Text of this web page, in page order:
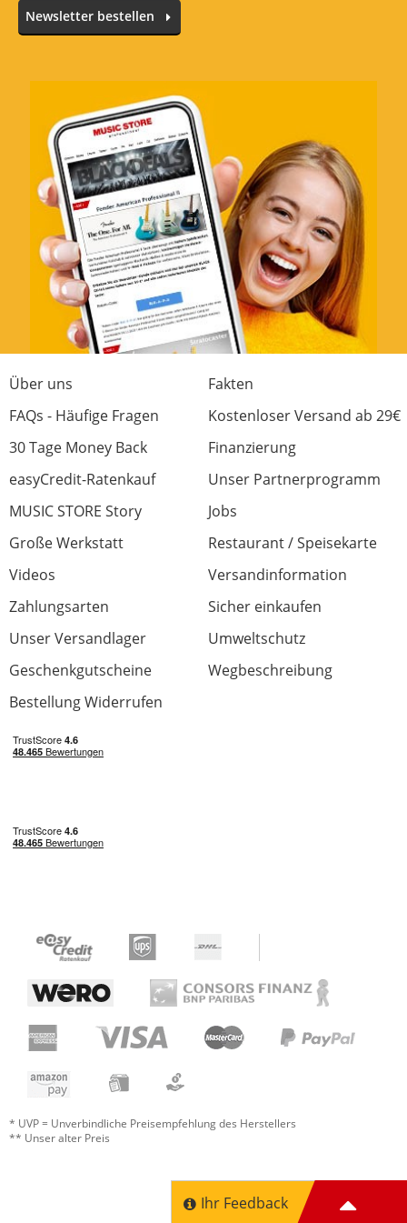
Alle Sprachen
Jetzt bewerten
Newsletter bestellen
Über uns
Fakten
FAQs - Häufige Fragen
Kostenloser Versand ab 29€
30 Tage Money Back
Finanzierung
easyCredit-Ratenkauf
Unser Partnerprogramm
MUSIC STORE Story
Jobs
Große Werkstatt
Restaurant / Speisekarte
Videos
Versandinformation
Zahlungsarten
Sicher einkaufen
Unser Versandlager
Umweltschutz
Geschenkgutscheine
Wegbeschreibung
Bestellung Widerrufen
* UVP = Unverbindliche Preisempfehlung des Herstellers
** Unser alter Preis
Ihr Feedback